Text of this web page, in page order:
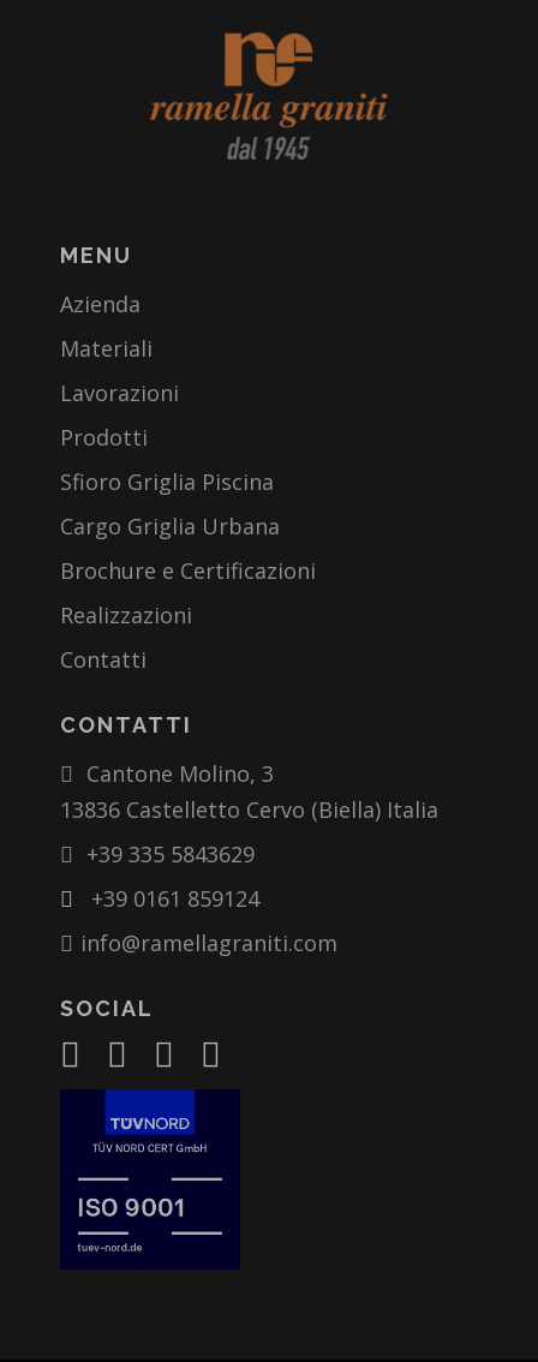
MENU
Azienda
Materiali
Lavorazioni
Prodotti
Sfioro Griglia Piscina
Cargo Griglia Urbana
Brochure e Certificazioni
Realizzazioni
Contatti
CONTATTI
Cantone Molino, 3
13836 Castelletto Cervo (Biella) Italia
+39 335 5843629
+39 0161 859124
info@ramellagraniti.com
SOCIAL